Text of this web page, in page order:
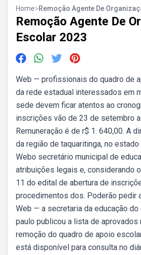
Home>Remoção Agente De
Remoção Agente De
Escolar 2023
Web — profissionais do quadro de
da rede estadual interessados em
sede devem ficar atentos ao
inscrições vão de 23 de setembro
Remuneração é de r$ 1. 640,00. A
da região de taquaritinga, no estado
Webo secretário municipal de
atribuições legais e, considerando
11 do edital de abertura de
procedimentos dos. Poderão pedir
Web — a secretaria da educação
paulo publicou a lista de aprovados
remoção do quadro de apoio
está disponível para consulta no